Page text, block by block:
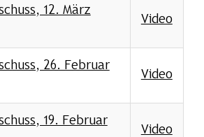
12. März
Video
26. Februar
Video
19. Februar
Video